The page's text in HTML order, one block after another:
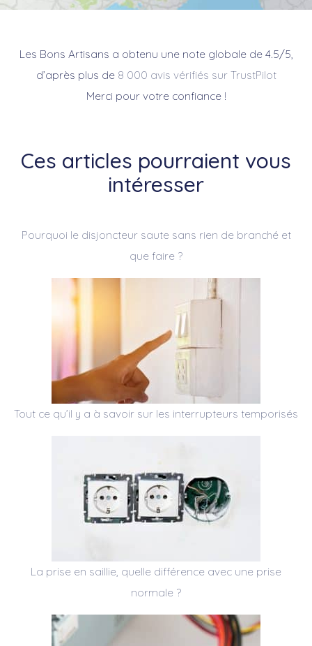
Les Bons Artisans a obtenu une note globale de 4.5/5,
d’après plus de 8 000 avis vérifiés sur TrustPilot
Merci pour votre confiance !
Ces articles pourraient vous
intéresser
Pourquoi le disjoncteur saute sans rien de branché et
que faire ?
Tout ce qu’il y a à savoir sur les interrupteurs temporisés
La prise en saillie, quelle différence avec une prise
normale ?